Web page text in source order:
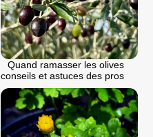
Quand ramasser les olives
conseils et astuces des pros